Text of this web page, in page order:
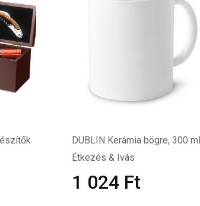
DUBLIN Kerámia bögre, 300 ml
Étkezés & Ivás
1 024 Ft